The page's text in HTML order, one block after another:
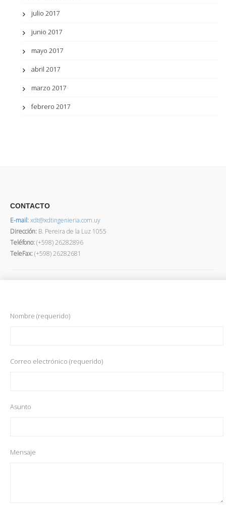
julio 2017
junio 2017
mayo 2017
abril 2017
marzo 2017
febrero 2017
CONTACTO
E-mail:xdt@xdtingenieria.com.uy
Dirección: B. Pereira de la Luz 1055
Teléfono:(+598) 26282896
TeleFax:(+598) 26282681
Nombre (requerido)
Correo electrónico (requerido)
Asunto
Mensaje